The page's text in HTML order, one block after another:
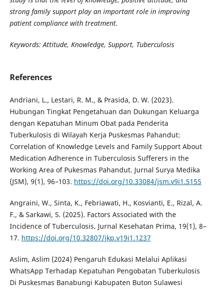
strong family support play an important role in improving
patient compliance with treatment.
Keywords: Attitude, Knowledge, Support, Tuberculosis
References
Andriani, L., Lestari, R. M., & Prasida, D. W. (2023).
Hubungan Tingkat Pengetahuan dan Dukungan Keluarga
dengan Kepatuhan Minum Obat pada Penderita
Tuberkulosis di Wilayah Kerja Puskesmas Pahandut:
Correlation of Knowledge Levels and Family Support About
Medication Adherence in Tuberculosis Sufferers in the
Working Area of Pukesmas Pahandut. Jurnal Surya Medika
(JSM), 9(1), 96–103. https://doi.org/10.33084/jsm.v9i1.5155
Angraini, W., Sinta, K., Febriawati, H., Kosvianti, E., Rizal, A.
F., & Sarkawi, S. (2025). Factors Associated with the
Incidence of Tuberculosis. Jurnal Kesehatan Prima, 19(1), 8–
17. https://doi.org/10.32807/jkp.v19i1.1237
Aslim, Aslim (2024) Pengaruh Edukasi Melalui Aplikasi
WhatsApp Terhadap Kepatuhan Pengobatan Tuberkulosis
Di Puskesmas Banabungi Kabupaten Buton Sulawesi